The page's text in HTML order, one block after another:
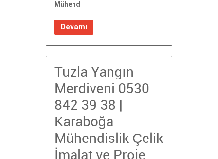
Mühend
Devamı
Tuzla Yangın
Merdiveni 0530
842 39 38 |
Karaboğa
Mühendislik Çelik
İmalat ve Proje